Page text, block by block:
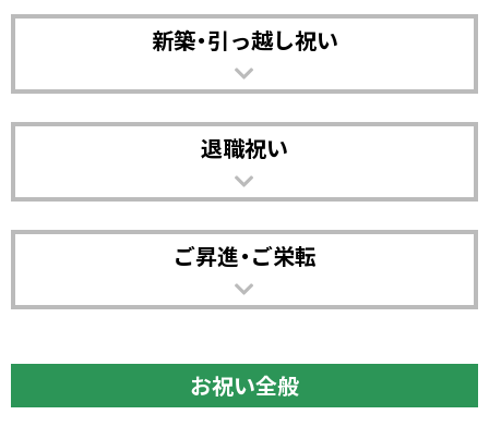
新築・引っ越し祝い
退職祝い
ご昇進・ご栄転
お祝い全般